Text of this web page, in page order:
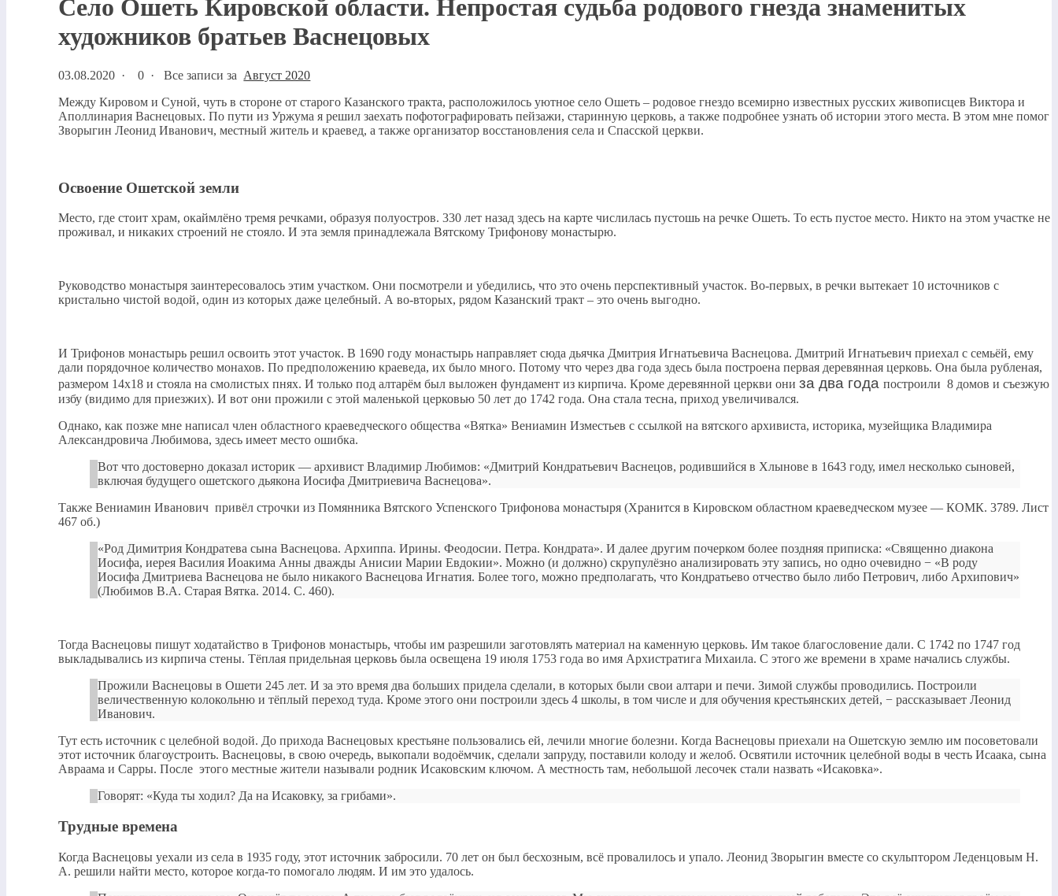
Село Ошеть Кировской области. Непростая судьба родового гнезда знаменитых
художников братьев Васнецовых
03.08.2020 · 0 ·Все записи за Август 2020
Между Кировом и Суной, чуть в стороне от старого Казанского тракта, расположилось уютное село Ошеть – родовое гнездо всемирно известных русских живописцев Виктора и
Аполлинария Васнецовых. По пути из Уржума я решил заехать пофотографировать пейзажи, старинную церковь, а также подробнее узнать об истории этого места. В этом мне помог
Зворыгин Леонид Иванович, местный житель и краевед, а также организатор восстановления села и Спасской церкви.
Освоение Ошетской земли
Место, где стоит храм, окаймлёно тремя речками, образуя полуостров. 330 лет назад здесь на карте числилась пустошь на речке Ошеть. То есть пустое место. Никто на этом участке не
проживал, и никаких строений не стояло. И эта земля принадлежала Вятскому Трифонову монастырю.
Руководство монастыря заинтересовалось этим участком. Они посмотрели и убедились, что это очень перспективный участок. Во-первых, в речки вытекает 10 источников с
кристально чистой водой, один из которых даже целебный. А во-вторых, рядом Казанский тракт – это очень выгодно.
И Трифонов монастырь решил освоить этот участок. В 1690 году монастырь направляет сюда дьячка Дмитрия Игнатьевича Васнецова. Дмитрий Игнатьевич приехал с семьёй, ему
дали порядочное количество монахов. По предположению краеведа, их было много. Потому что через два года здесь была построена первая деревянная церковь. Она была рубленая,
размером 14х18 и стояла на смолистых пнях. И только под алтарём был выложен фундамент из кирпича. Кроме деревянной церкви ониза два годапостроили 8 домов и съезжую
избу (видимо для приезжих). И вот они прожили с этой маленькой церковью 50 лет до 1742 года. Она стала тесна, приход увеличивался.
Однако, как позже мне написал член областного краеведческого общества «Вятка» Вениамин Изместьев с ссылкой на вятского архивиста, историка, музейщика Владимира
Александровича Любимова, здесь имеет место ошибка.
Вот что достоверно доказал историк — архивист Владимир Любимов: «Дмитрий Кондратьевич Васнецов, родившийся в Хлынове в 1643 году, имел несколько сыновей,
включая будущего ошетского дьякона Иосифа Дмитриевича Васнецова».
Также Вениамин Иванович привёл строчки из Помянника Вятского Успенского Трифонова монастыря (Хранится в Кировском областном краеведческом музее — КОМК. 3789. Лист
467 об.)
«Род Димитрия Кондратева сына Васнецова. Архиппа. Ирины. Феодосии. Петра. Кондрата». И далее другим почерком более поздняя приписка: «Священно диакона
Иосифа, иерея Василия Иоакима Анны дважды Анисии Марии Евдокии». Можно (и должно) скрупулёзно анализировать эту запись, но одно очевидно − «В роду
Иосифа Дмитриева Васнецова не было никакого Васнецова Игнатия. Более того, можно предполагать, что Кондратьево отчество было либо Петрович, либо Архипович»
(Любимов В.А. Старая Вятка. 2014. С. 460).
Тогда Васнецовы пишут ходатайство в Трифонов монастырь, чтобы им разрешили заготовлять материал на каменную церковь. Им такое благословение дали. С 1742 по 1747 год
выкладывались из кирпича стены. Тёплая придельная церковь была освещена 19 июля 1753 года во имя Архистратига Михаила. С этого же времени в храме начались службы.
Прожили Васнецовы в Ошети 245 лет. И за это время два больших придела сделали, в которых были свои алтари и печи. Зимой службы проводились. Построили
величественную колокольню и тёплый переход туда. Кроме этого они построили здесь 4 школы, в том числе и для обучения крестьянских детей, − рассказывает Леонид
Иванович.
Тут есть источник с целебной водой. До прихода Васнецовых крестьяне пользовались ей, лечили многие болезни. Когда Васнецовы приехали на Ошетскую землю им посоветовали
этот источник благоустроить. Васнецовы, в свою очередь, выкопали водоёмчик, сделали запруду, поставили колоду и желоб. Освятили источник целебной воды в честь Исаака, сына
Авраама и Сарры. После этого местные жители называли родник Исаковским ключом. А местность там, небольшой лесочек стали назвать «Исаковка».
Говорят: «Куда ты ходил? Да на Исаковку, за грибами».
Трудные времена
Когда Васнецовы уехали из села в 1935 году, этот источник забросили. 70 лет он был бесхозным, всё провалилось и упало. Леонид Зворыгин вместе со скульптором Леденцовым Н.
А. решили найти место, которое когда-то помогало людям. И им это удалось.